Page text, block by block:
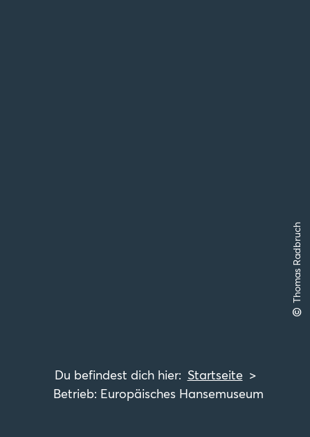
©
Thomas Radbruch
Startseite
Betrieb: Europäisches Hansemuseum